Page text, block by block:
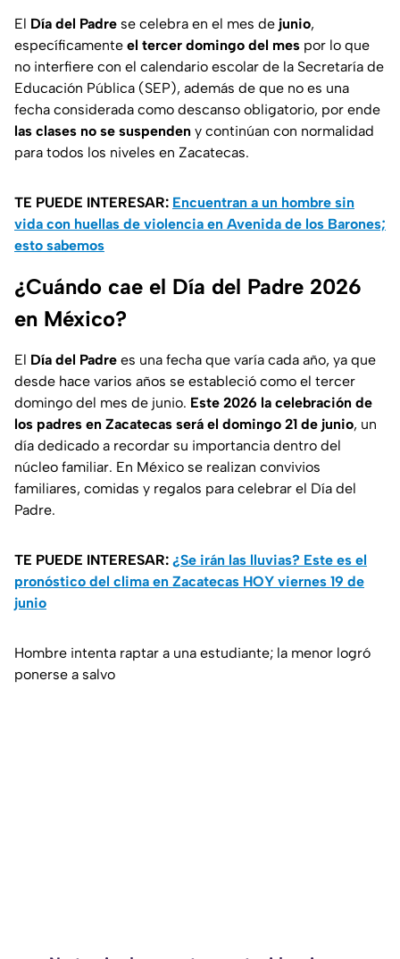
El Día del Padre se celebra en el mes de junio,
específicamente el tercer domingo del mes por lo que
no interfiere con el calendario escolar de la Secretaría de
Educación Pública (SEP), además de que no es una
fecha considerada como descanso obligatorio, por ende
las clases no se suspenden y continúan con normalidad
para todos los niveles en Zacatecas.
TE PUEDE INTERESAR: Encuentran a un hombre sin
vida con huellas de violencia en Avenida de los Barones;
esto sabemos
¿Cuándo cae el Día del Padre 2026
en México?
El Día del Padre es una fecha que varía cada año, ya que
desde hace varios años se estableció como el tercer
domingo del mes de junio. Este 2026 la celebración de
los padres en Zacatecas será el domingo 21 de junio, un
día dedicado a recordar su importancia dentro del
núcleo familiar. En México se realizan convivios
familiares, comidas y regalos para celebrar el Día del
Padre.
TE PUEDE INTERESAR: ¿Se irán las lluvias? Este es el
pronóstico del clima en Zacatecas HOY viernes 19 de
junio
Hombre intenta raptar a una estudiante; la menor logró
ponerse a salvo